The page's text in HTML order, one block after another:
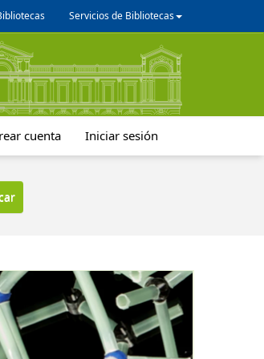
Servicios de Bibliotecas
cuenta Iniciar sesión